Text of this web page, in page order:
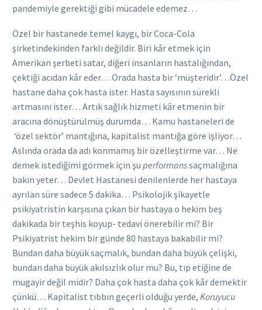
pandemiyle gerektiği gibi mücadele edemez…
Özel bir hastanede temel kaygı, bir Coca-Cola
şirketindekinden farklı değildir. Biri kâr etmek için
Amerikan şerbeti satar, diğeri insanların hastalığından,
çektiği acıdan kâr eder… Orada hasta bir ‘müşteridir’…Özel
hastane daha çok hasta ister. Hasta sayısının sürekli
artmasını ister… Artık sağlık hizmeti kâr etmenin bir
aracına dönüştürülmüş durumda… Kamu hastaneleri de
‘özel sektör’ mantığına, kapitalist mantığa göre işliyor…
Aslında orada da adı konmamış bir özelleştirme var… Ne
demek istediğimi görmek için şu performanssaçmalığına
bakın yeter… Devlet Hastanesi denilenlerde her hastaya
ayrılan süre sadece 5 dakika… Psikolojik şikayetle
psikiyatristin karşısına çıkan bir hastaya o hekim beş
dakikada bir teşhis koyup- tedavi önerebilir mi? Bir
Psikiyatrist hekim bir günde 80 hastaya bakabilir mi?
Bundan daha büyük saçmalık, bundan daha büyük çelişki,
bundan daha büyük akılsızlık olur mu? Bu, tıp etiğine de
mugayir değil midir? Daha çok hasta daha çok kâr demektir
çünkü… Kapitalist tıbbın geçerli olduğu yerde, Koruyucu